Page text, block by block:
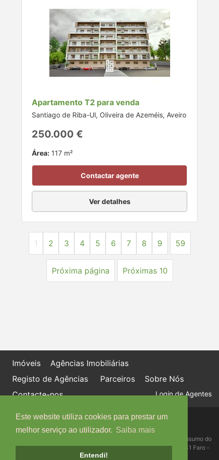
Este website utiliza cookies para prestar um
melhor serviço ao utilizador. Saiba mais
Entendi!
Apartamento T2 para venda
Santiago de Riba-Ul, Oliveira de Azeméis, Aveiro
250.000 €
Área: 117 m²
Contactar agente
Ver detalhes
1 2 3 4 5 6 7 8 9 59
Próxima página Próximas 10
Imóveis
Agências Imobiliárias
Registo de Agências
Parceiros
Sobre Nós
Contacte-nos
Login de Agentes
Política de proteção de dados
Livro de Reclamações online
Centro de Informação, Mediação e Arbitragem de Conflitos de Consumo do
Algarve - Edifício Ninho de Empresas, Estrada da Penha, 8005-131 Faro -
Telefone: 289 823 135 cimaal@mail.telepac.pt